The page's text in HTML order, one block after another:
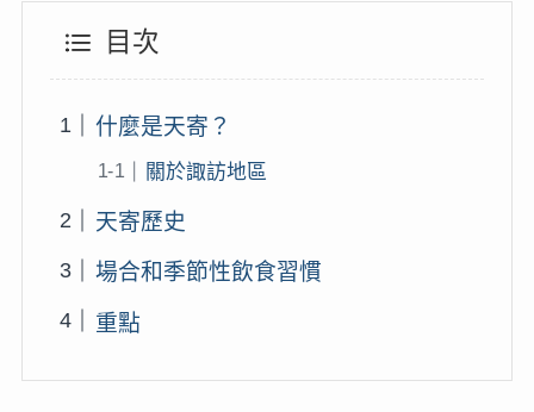
目次
什麼是天寄？
關於諏訪地區
天寄歷史
場合和季節性飲食習慣
重點